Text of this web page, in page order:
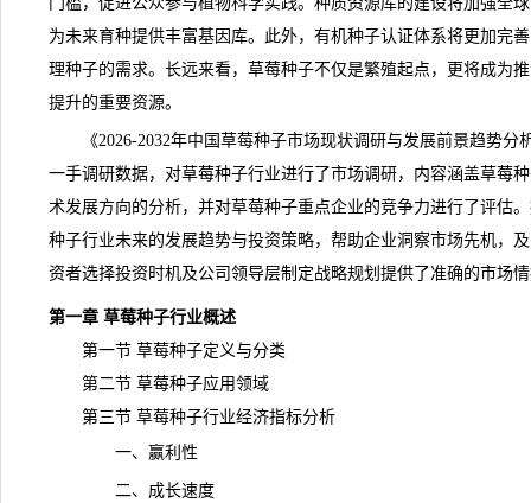
为未来育种提供丰富基因库。此外，有机种子认证体系将更加完
理种子的需求。长远来看， 草莓种子不仅是繁殖起点，更将成为
提升的重要资源。
《2026-2032年中国草莓种子市场现状调研与发展前景趋势分
一手调研数据，对草莓种子行业进行了市场调研，内容涵盖草莓
术发展方向的分析，并对草莓种子重点企业的竞争力进行了评估
种子行业未来的发展趋势与投资策略，帮助企业洞察市场先机，
资者选择投资时机及公司领导层制定战略规划提供了准确的市场
第一章 草莓种子行业概述
第一节 草莓种子定义与分类
第二节 草莓种子应用领域
第三节 草莓种子行业经济指标分析
一、赢利性
二、成长速度